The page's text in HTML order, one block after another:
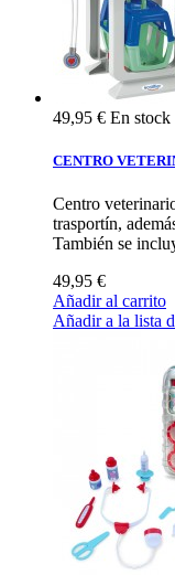
49,95 € En stock
CENTRO
Centro
trasportín,
También se
49,95 €
Añadir al carrito
Añadir a la lista